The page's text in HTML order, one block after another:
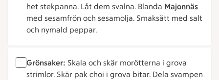
het stekpanna. Låt dem svalna. Blanda Majonnäs
med sesamfrön och sesamolja. Smaksätt med salt
och nymald peppar.
Grönsaker: Skala och skär morötterna i grova
strimlor. Skär pak choi i grova bitar. Dela svampen